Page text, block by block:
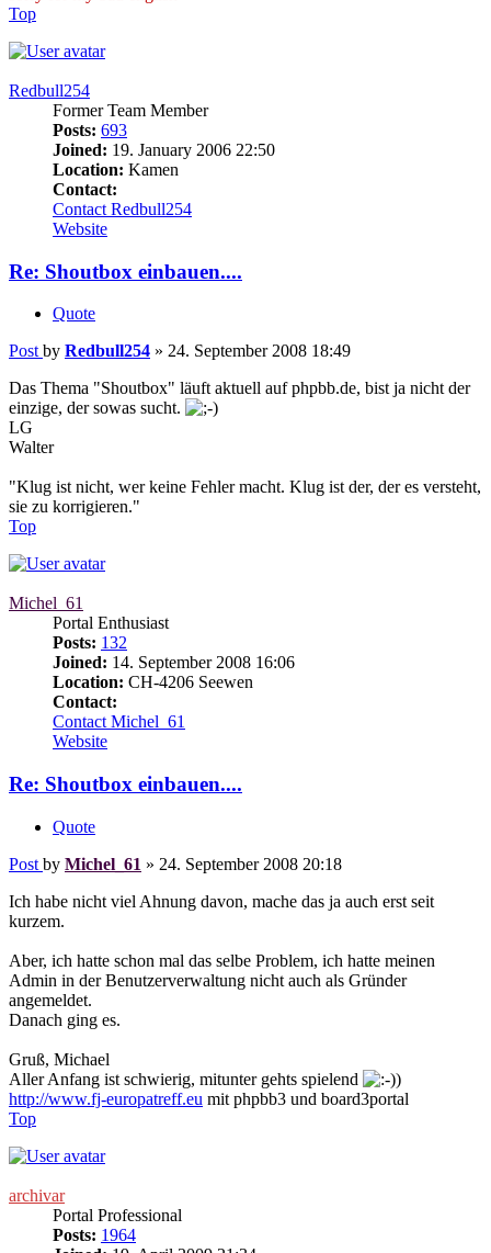
Top
Redbull254
Former Team Member
Posts: 693
Joined: 19. January 2006 22:50
Location: Kamen
Contact:
Contact Redbull254
Website
Re: Shoutbox einbauen....
Quote
Post by Redbull254 » 24. September 2008 18:49
Das Thema "Shoutbox" läuft aktuell auf phpbb.de, bist ja nicht der
einzige, der sowas sucht.
LG
Walter
"Klug ist nicht, wer keine Fehler macht. Klug ist der, der es versteht,
sie zu korrigieren."
Top
Michel_61
Portal Enthusiast
Posts: 132
Joined: 14. September 2008 16:06
Location: CH-4206 Seewen
Contact:
Contact Michel_61
Website
Re: Shoutbox einbauen....
Quote
Post by Michel_61 » 24. September 2008 20:18
Ich habe nicht viel Ahnung davon, mache das ja auch erst seit
kurzem.
Aber, ich hatte schon mal das selbe Problem, ich hatte meinen
Admin in der Benutzerverwaltung nicht auch als Gründer
angemeldet.
Danach ging es.
Gruß, Michael
Aller Anfang ist schwierig, mitunter gehts spielend
)
http://www.fj-europatreff.eu mit phpbb3 und board3portal
Top
archivar
Portal Professional
Posts: 1964